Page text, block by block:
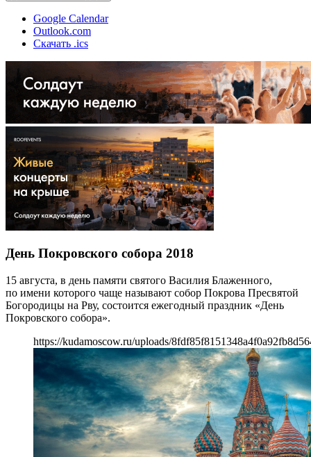
Google Calendar
Outlook.com
Скачать .ics
День Покровского собора 2018
15 августа, в день памяти святого Василия Блаженного,
по имени которого чаще называют собор Покрова Пресвятой
Богородицы на Рву, состоится ежегодный праздник «День
Покровского собора».
https://kudamoscow.ru/uploads/